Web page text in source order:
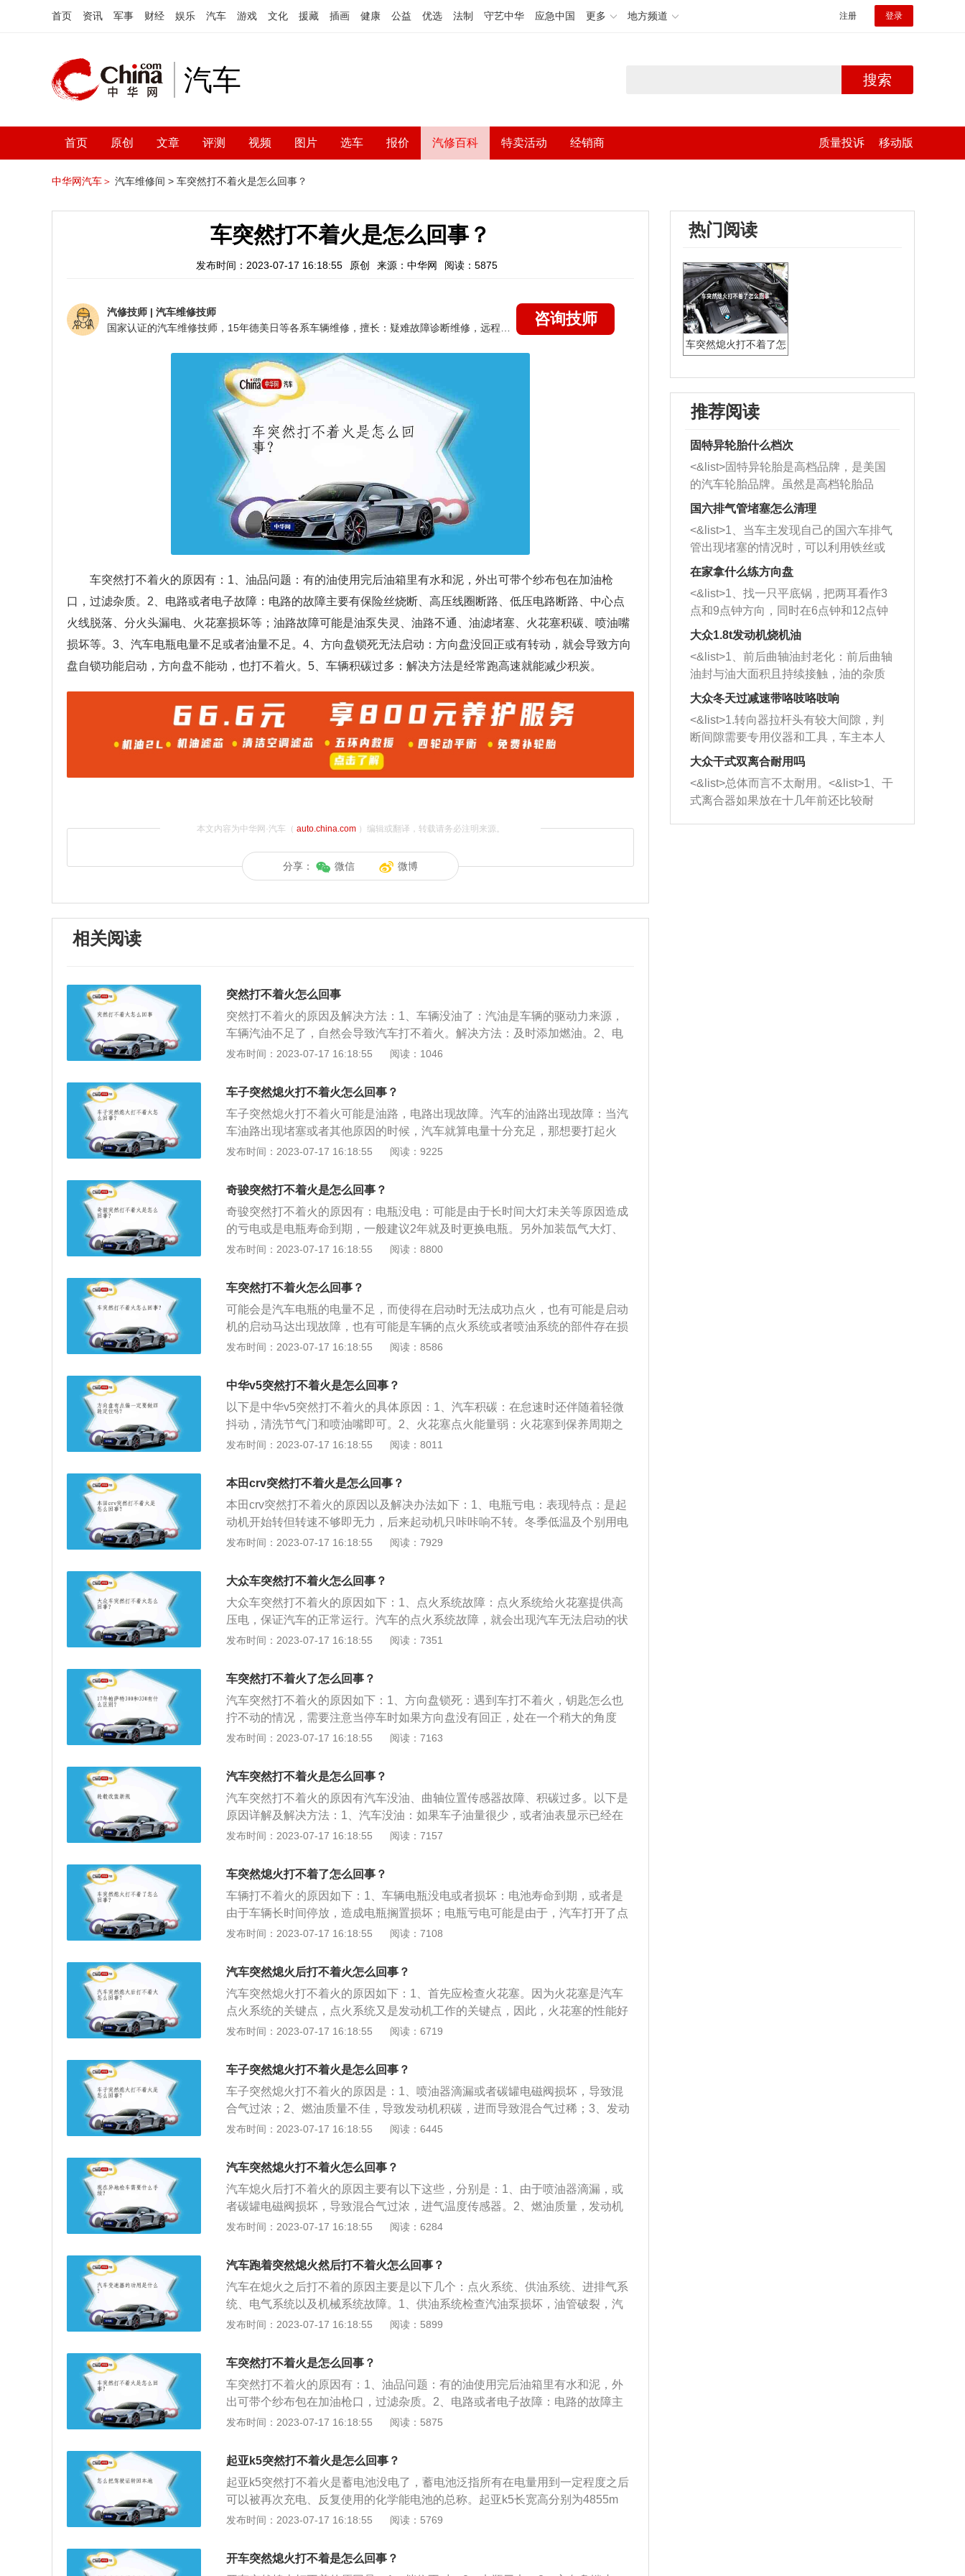
首页 资讯 军事 财经 娱乐 汽车 游戏 文化 援藏 插画 健康 公益 优选 法制 守艺中华 应急中国 更多 地方频道 注册 登录
汽车 搜索
首页 原创 文章 评测 视频 图片 选车 报价 汽修百科 特卖活动 经销商 质量投诉 移动版
中华网汽车＞ 汽车维修间 > 车突然打不着火是怎么回事？
车突然打不着火是怎么回事？
发布时间：2023-07-17 16:18:55 原创 来源：中华网 阅读：5875
汽修技师 | 汽车维修技师
咨询技师
车突然打不着火的原因有：1、油品问题：有的油使用完后油箱里有水和泥，外出可带个纱布包在加油枪
口，过滤杂质。2、电路或者电子故障：电路的故障主要有保险丝烧断、高压线圈断路、低压电路断路、中心点
火线脱落、分火头漏电、火花塞损坏等；油路故障可能是油泵失灵、油路不通、油滤堵塞、火花塞积碳、喷油嘴
损坏等。3、汽车电瓶电量不足或者油量不足。4、方向盘锁死无法启动：方向盘没回正或有转动，就会导致方向
盘自锁功能启动，方向盘不能动，也打不着火。5、车辆积碳过多：解决方法是经常跑高速就能减少积炭。
本文内容为中华网·汽车（ auto.china.com）编辑或翻译，转载请务必注明来源。
分享： 微信 微博
相关阅读
突然打不着火怎么回事
突然打不着火的原因及解决方法：1、车辆没油了：汽油是车辆的驱动力来源，
车辆汽油不足了，自然会导致汽车打不着火。解决方法：及时添加燃油。2、电
瓶没电：电瓶即蓄电池对车辆的启动也很重要，车辆启动机靠电瓶驱动，电瓶没
不对有可能造成汽车打不着火。解决方法：自动挡车型应将档位放到P档或是N
档，手动挡应当踩离合挂挡后，才能正常打火。4、火花塞故障：火花塞是汽车
点火过程中的核心构件，车辆能否点火在于火花塞是否可以正常工作。解决方
法：前往专业维修机构更换火花塞。5、燃油滤芯堵塞：燃油滤芯堵塞，泵油受
阻，造成燃油系统压力过高，进而发生混合气体太浓。这样的情况下，车辆便会
更换。6、积碳：燃油品质不好、不良驾驶习惯等都会造成积碳，发动机内出现
积碳过多，发动机运行受阻，则会无法点火。解决方法：及时清理积碳。7、方
向盘锁死：方向盘锁死，遇到车打不着火，钥匙怎么也拧不动的情况，需要注意
这也是一种防盗的措施。解决方法：用力打方向盘的同时拧动钥匙，一般很快就
发布时间：2023-07-17 16:18:55 阅读：1046
车子突然熄火打不着火怎么回事？
车子突然熄火打不着火可能是油路，电路出现故障。汽车的油路出现故障：当汽
车油路出现堵塞或者其他原因的时候，汽车就算电量十分充足，那想要打起火
来，也是一件十分困难的事情。不过这个问题并不是很大，找到专业维修师傅简
爱车充满汽油。如果汽车没有油，就算汽车有电，也打不起火。电路故障：检查
一下电路中的保险丝、高压线圈是否出现短路或者断路情况，如果这几个没有问
题，那就需要检查一下火花塞，电子故障一般都是中央电脑失去控制功能。
发布时间：2023-07-17 16:18:55 阅读：9225
奇骏突然打不着火是怎么回事？
奇骏突然打不着火的原因有：电瓶没电：可能是由于长时间大灯未关等原因造成
的亏电或是电瓶寿命到期，一般建议2年就及时更换电瓶。另外加装氙气大灯、
高功率音响、DVD等也是造成车辆电路故障的原因。挡位不对：自动挡车启动时
动挡车如果不踩离合也会打不着火。其他原因：还有可能是马达故障，或油泵供
油、喷油嘴问题，传感器故障等，遇到这些比较复杂的情况，需专业人士处理。
发布时间：2023-07-17 16:18:55 阅读：8800
车突然打不着火怎么回事？
可能会是汽车电瓶的电量不足，而使得在启动时无法成功点火，也有可能是启动
机的启动马达出现故障，也有可能是车辆的点火系统或者喷油系统的部件存在损
坏，还有一种可能就是车主在点火启动时，将汽车挡位挂错，而无法打着火。如
正规加油站加油，外出可带个纱布包在加油枪口，过滤杂质。未加防冻液：劣质
防冻液，在冬天特别冷的情况下，造成整个水路被冻住，发动机被冻裂，导致汽
车水泵无法运作，打不着火，并且伤及发动机其他部件。
发布时间：2023-07-17 16:18:55 阅读：8586
中华v5突然打不着火是怎么回事？
以下是中华v5突然打不着火的具体原因：1、汽车积碳：在怠速时还伴随着轻微
抖动，清洗节气门和喷油嘴即可。2、火花塞点火能量弱：火花塞到保养周期之
后未更换，导致火花塞点火能量下降严重时造成缺火。3、燃油低压不足：低压
油滤芯及内部管路。4、蓄电池亏电：需要找车或者其他蓄电池搭电即可。
发布时间：2023-07-17 16:18:55 阅读：8011
本田crv突然打不着火是怎么回事？
本田crv突然打不着火的原因以及解决办法如下：1、电瓶亏电：表现特点：是起
动机开始转但转速不够即无力，后来起动机只咔咔响不转。冬季低温及个别用电
设备忘关后会造成车辆无法起动，特别是冬季长期短途低速使用，电瓶电压会低
找车对一下，或暂时对着火，之后必须到服务站对电瓶补充充电。2、汽油流动
受阻：表现特点：发动机供油管内无油压。此种情况多发生于温度特别低的早
晨，燃油管路长期脏污造成。温度特别低时水与杂物相混使燃油管路不通，结果
无法起动。应急方法：将车置于温暖的环境，一会儿车即可起动;或者采用清洗油
路的办法加以彻底解决。3、点火系统工作状态不佳：表现特点：特别冷天由于
缸现象，即过多的燃油积累在汽缸内，超过着火极限浓度而无法着车。应急方
法：可拧出火花塞擦掉电极间油污，装复后即可着车。彻底的办法是检查点火系
统，排除点火能量低的原因，常见如火花塞电极间隙、点火线圈能量、高压线状
发布时间：2023-07-17 16:18:55 阅读：7929
大众车突然打不着火怎么回事？
大众车突然打不着火的原因如下：1、点火系统故障：点火系统给火花塞提供高
压电，保证汽车的正常运行。汽车的点火系统故障，就会出现汽车无法启动的状
况。低压电路的线连接不良或高压线漏电都会造成汽车点火系统故障。2、发动
油品种差，气门座圈密封不良等都会造成汽车积碳。平时要注意定期清理发动机
积碳，并且使用质量好一点的汽油。
发布时间：2023-07-17 16:18:55 阅读：7351
车突然打不着火了怎么回事？
汽车突然打不着火的原因如下：1、方向盘锁死：遇到车打不着火，钥匙怎么也
拧不动的情况，需要注意当停车时如果方向盘没有回正，处在一个稍大的角度
时，方向盘就会自动锁上，这也是一种防盗的措施，这时钥匙可能会拧不动，造
加装氙气大灯、高功率音响、DVD等也是造成车辆电路故障的原因。
发布时间：2023-07-17 16:18:55 阅读：7163
汽车突然打不着火是怎么回事？
汽车突然打不着火的原因有汽车没油、曲轴位置传感器故障、积碳过多。以下是
原因详解及解决方法：1、汽车没油：如果车子油量很少，或者油表显示已经在
红线以下，自然打不着火。第一时间就应该看看油表，看看还有没有油，不要等
2、曲轴位置传感器故障：曲轴位置传感器是电喷发动机特别是集中控制系统中
最重要的传感器，也是点火系统和燃油喷射系统共用的传感器。曲轴位置传感器
的作用是监测曲轴位置，可以让发动机电脑感应到转速信号，如果曲轴位置传感
器发生故障，电脑也就监测不到转速信号，也就无法判别你是否在点火，也就打
不着火。3、积碳过多：积碳过多会造成汽车火花塞点火不好，气门不严，喷油
的积碳过多，会导致空气不流通，没有空气进来也就无法着火。
发布时间：2023-07-17 16:18:55 阅读：7157
车突然熄火打不着了怎么回事？
车辆打不着火的原因如下：1、车辆电瓶没电或者损坏：电池寿命到期，或者是
由于车辆长时间停放，造成电瓶搁置损坏；电瓶亏电可能是由于，汽车打开了点
火开关未启动车辆的时候，大灯长时间处于开启状态、一直在使用高功率的音响
品质量、气门口密封不良有关系。3、点火系统故障：低压电路的线连接不良或
者高压线漏电都造成该故障。4、起动机老化严重：也就是汽车使用寿命过长，
导致起动机逐渐老化，启动无力，打不着火。5、温度过低：在温度较低的冬
天，汽车机油粘稠度发生变化导致转速过低，无法带动发动机点火。6、车辆没
油或者是燃油泵损坏导致无法启动车辆。7、档位问题：自动挡车型点火启动时
挡车如果不踩离合打火也会受影响。
发布时间：2023-07-17 16:18:55 阅读：7108
汽车突然熄火后打不着火怎么回事？
汽车突然熄火打不着火的原因如下：1、首先应检查火花塞。因为火花塞是汽车
点火系统的关键点，点火系统又是发动机工作的关键点，因此，火花塞的性能好
坏，关系着整车的工作性能及效率。2、电瓶亏电，其表现特点是发动机开始转
车辆无法起动，特别是冬季长期短途低速使用，电瓶电压会低于额定值，起动及
无法正常运转。3、汽油流动受阻，表现特点为发动机供油管内无油压。此种情
况多发生于温度特别低的早晨，是燃油管路长期脏污造成。温度特别低时水与杂
物相混使燃油管路不通，结果无法起动。
发布时间：2023-07-17 16:18:55 阅读：6719
车子突然熄火打不着火是怎么回事？
车子突然熄火打不着火的原因是：1、喷油器滴漏或者碳罐电磁阀损坏，导致混
合气过浓；2、燃油质量不佳，导致发动机积碳，进而导致混合气过稀；3、发动
机ECU、供电系统存在故障；4、燃油压力过低。汽车打火的方法是：钥匙孔一
转动的，千万不能一下从LOCK挡拧到START挡，因为瞬间通电会对汽车的电瓶
造成很大冲击，电瓶无法瞬间承担如此大的负担，可能会将车辆的电路系统或电
子配置“冲”坏，应该慢慢拧动钥匙，让车辆上的电器配件逐一进入状态，缓解电
瓶供电压力。
发布时间：2023-07-17 16:18:55 阅读：6445
汽车突然熄火打不着火怎么回事？
汽车熄火后打不着火的原因主要有以下这些，分别是：1、由于喷油器滴漏，或
者碳罐电磁阀损坏，导致混合气过浓，进气温度传感器。2、燃油质量，发动机
积碳导致混合气过稀的问题。扩展内容：汽车打火的方法是：先观察一下自己的
位是需要逐级转动的，千万不能一下从”LOCK”档拧到”START”档，因为瞬间通电
会对汽车的电瓶造成很大冲击，电瓶无法瞬间承担如此大的负担，可能会将车辆
的电路系统或电子配置”冲”坏。所以应该慢慢拧动钥匙，让车辆上的电器配件逐
一进入状态，缓解电瓶供电压力。
发布时间：2023-07-17 16:18:55 阅读：6284
汽车跑着突然熄火然后打不着火怎么回事？
汽车在熄火之后打不着的原因主要是以下几个：点火系统、供油系统、进排气系
统、电气系统以及机械系统故障。1、供油系统检查汽油泵损坏，油管破裂，汽
化器进油口堵塞，油箱没油。这类情况汽车其实可以启动，把空气滤清器拆掉，
路系统检查在汽车行驶途中，可能会出现低压断电、发动机过热放爆系统故障
等，都会导致汽车熄火。这就需要检查一下点火和起动机的开关，把中心高压线
拔掉，用起动机启动发动机，中心高压线没火花，就表示电路系统有问题。3、
低压线路短路造成熄火这种情况下是断断续续的熄火，检查一下低压线路。4、
器件故障。这个问题一般是点火线圈、容电、电子点火模块。就是一开始能起
果走行2万KM左右，重点检查，清洗节气门。6、测试、检测启动机、汽油泵、
传感器等有关启动、供油系统的有关部件。
发布时间：2023-07-17 16:18:55 阅读：5899
车突然打不着火是怎么回事？
车突然打不着火的原因有：1、油品问题：有的油使用完后油箱里有水和泥，外
出可带个纱布包在加油枪口，过滤杂质。2、电路或者电子故障：电路的故障主
要有保险丝烧断、高压线圈断路、低压电路断路、中心点火线脱落、分火头漏
碳、喷油嘴损坏等。3、汽车电瓶电量不足或者油量不足。4、方向盘锁死无法启
动：方向盘没回正或有转动，就会导致方向盘自锁功能启动，方向盘不能动，也
打不着火。5、车辆积碳过多：解决方法是经常跑高速就能减少积炭。
发布时间：2023-07-17 16:18:55 阅读：5875
起亚k5突然打不着火是怎么回事？
起亚k5突然打不着火是蓄电池没电了，蓄电池泛指所有在电量用到一定程度之后
可以被再次充电、反复使用的化学能电池的总称。起亚k5长宽高分别为4855m
m、1835mm、1475mm，轴距为2805mm，最小离地间隙为145mm。这款车搭
是6挡手自一体变速箱，其采用的前悬架类型是麦弗逊式独立悬架，后悬架类型
是多连杆式独立悬架。
发布时间：2023-07-17 16:18:55 阅读：5769
开车突然熄火打不着是怎么回事？
热门阅读
车突然熄火打不着了怎
推荐阅读
固特异轮胎什么档次
<&list>固特异轮胎是高档品牌，是美国
的汽车轮胎品牌。虽然是高档轮胎品
牌，但是中高低端的轮胎都有生产，这
也是为了更好的开拓市场。
国六排气管堵塞怎么清理
<&list>1、当车主发现自己的国六车排气
管出现堵塞的情况时，可以利用铁丝或
者是细棍，直接将杂物给取出来，如果
堵塞情况比较严重，也可以采取应急措
施。 <&list>2、直接利用木棍将所有的
杂物推到排气管里面的位置处，然后将
三元催化器拆解开，就可以将堵塞的东
西取出来。但如果是因为积碳过多引起
的堵塞，就需要将三元催化器泡在草酸
洗剂对堵塞的情况得到解决，将清洗剂
放在燃油箱中，与燃油混合后，车辆启
动时，就可以和汽油一起进入到燃烧
室，最后形成废气排出，就可以让三元
催化器得到清洗，排气管堵塞的情况就
能够得到解决。
在家拿什么练方向盘
<&list>1、找一只平底锅，把两耳看作3
点和9点钟方向，同时在6点钟和12点钟
方向做一个标记。 <&list>2、双手握住
一圈半的练习，往右同样也要打相同的
圈数。 <&list>3、最后强调要反复练
习，这样就可以形成肌肉记忆，在真实
驾驶车辆时，不需要记忆也能打好方
向。
大众1.8t发动机烧机油
<&list>1、前后曲轴油封老化：前后曲轴
油封与油大面积且持续接触，油的杂质
和发动机内持续温度变化使其密封效果
逐渐减弱，导致渗油或漏油。<&list>2、
活塞间隙过大：积碳会使活塞环与缸体
的间隙扩大，导致机油流入燃烧室中，
造成烧机油。<&list>3、机油粘度。使用
机油粘度过小的话，同样会有烧机油现
象，机油粘度过小具有很好的流动性，
大众冬天过减速带咯吱咯吱响
<&list>1.转向器拉杆头有较大间隙，判
断间隙需要专用仪器和工具，车主本人
无法制作，需要将车辆送到修理厂或4s
店；<&list>2.车辆半轴套管防尘罩破
裂，破裂后会出现漏油现象，使半轴磨
损严重，磨损的半轴容易损坏，产生异
响；<&list>3.稳定器的转向胶套和球头
大众干式双离合耐用吗
<&list>总体而言不太耐用。<&list>1、干
式离合器如果放在十几年前还比较耐